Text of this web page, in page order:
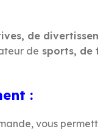
de
de sports, de
:
vous